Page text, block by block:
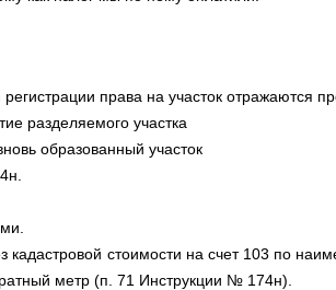
права на участок отражаются
разделяемого участка
образованный участок
стоимости на счет 103 по
метр (п. 71 Инструкции № 174н).